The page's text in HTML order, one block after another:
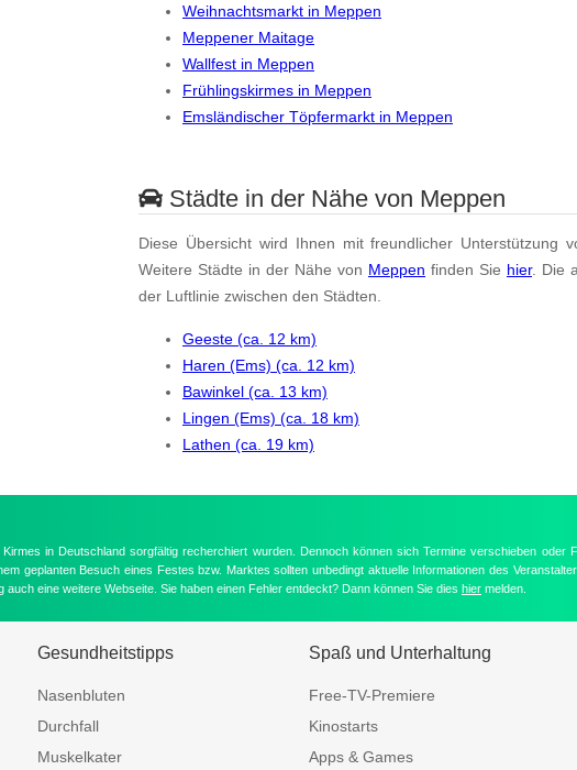
Weihnachtsmarkt in Meppen
Meppener Maitage
Wallfest in Meppen
Frühlingskirmes in Meppen
Emsländischer Töpfermarkt in Meppen
Städte in der Nähe von Meppen
Diese Übersicht wird Ihnen mit freundlicher Unterstützung
Weitere Städte in der Nähe von Meppen finden Sie hier. Die
der Luftlinie zwischen den Städten.
Geeste (ca. 12 km)
Haren (Ems) (ca. 12 km)
Bawinkel (ca. 13 km)
Lingen (Ems) (ca. 18 km)
Lathen (ca. 19 km)
in Deutschland sorgfältig recherchiert wurden. Dennoch können sich Termine verschieben oder
geplanten Besuch eines Festes bzw. Marktes sollten unbedingt aktuelle Informationen des
auch eine weitere Webseite. Sie haben einen Fehler entdeckt? Dann können Sie dies hier melden.
Gesundheitstipps
Nasenbluten
Durchfall
Muskelkater
Spaß und Unterhaltung
Free-TV-Premiere
Kinostarts
Apps & Games